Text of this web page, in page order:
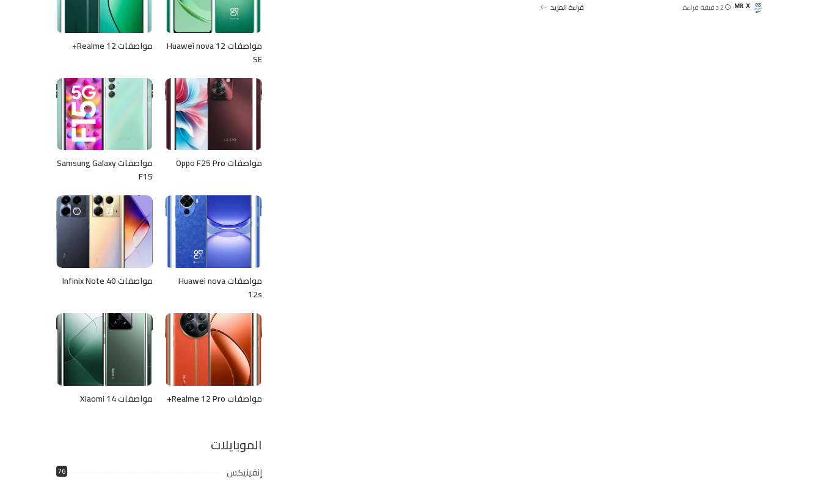
Posted
MR X 2 دقيقة قراءة قراءة المزيد
مواصفات Huawei nova 12
SE
مواصفات Realme 12+
مواصفات Oppo F25 Pro
مواصفات Samsung Galaxy
F15
مواصفات Huawei nova
12s
مواصفات Infinix Note 40
مواصفات Realme 12 Pro+ مواصفات Xiaomi 14
الموبايلات
إنفينيكس 76